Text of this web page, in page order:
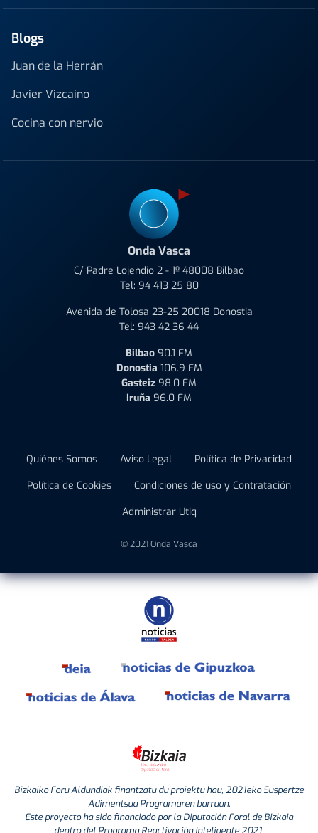
Blogs
Juan de la Herrán
Javier Vizcaino
Cocina con nervio
Onda Vasca
C/ Padre Lojendio 2 - 1º 48008 Bilbao
Tel: 94 413 25 80
Avenida de Tolosa 23-25 20018 Donostia
Tel: 943 42 36 44
Bilbao 90.1 FM
Donostia 106.9 FM
Gasteiz 98.0 FM
Iruña 96.0 FM
Quiénes Somos Aviso Legal
Política de Privacidad
Política de Cookies
Condiciones de uso y Contratación
Administrar Utiq
© 2021 Onda Vasca
Bizkaiko Foru Aldundiak finantzatu du proiektu hau, 2021eko Suspertze
Adimentsua Programaren barruan.
Este proyecto ha sido financiado por la Diputación Foral de Bizkaia
dentro del Programa Reactivación Inteligente 2021.